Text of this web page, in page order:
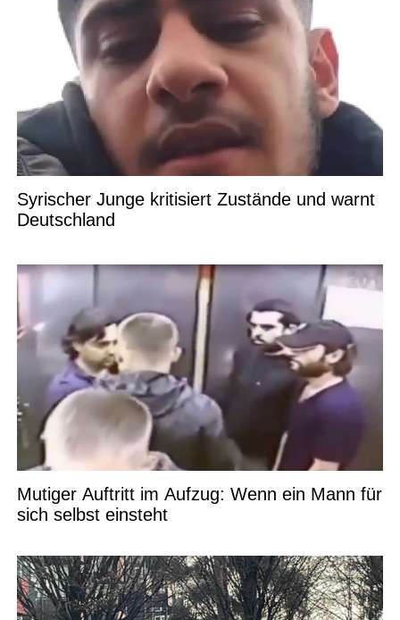
Syrischer Junge kritisiert Zustände und warnt
Deutschland
Mutiger Auftritt im Aufzug: Wenn ein Mann für
sich selbst einsteht